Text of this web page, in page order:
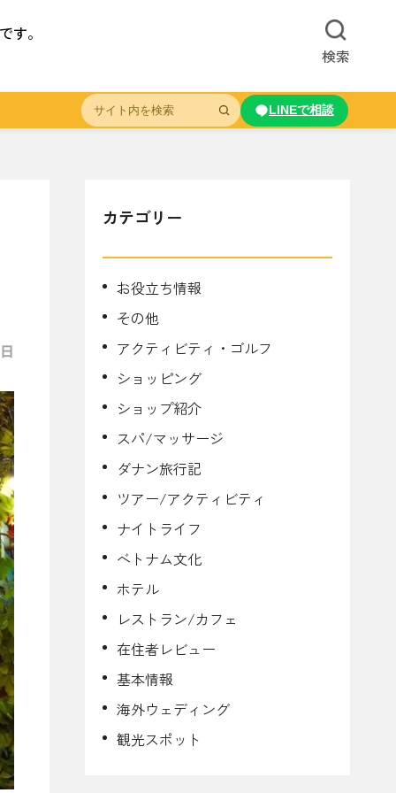
す。
検索
LINEで相談
カテゴリー
お役立ち情報
その他
アクティビティ・ゴルフ
ショッピング
ショップ紹介
スパ/マッサージ
ダナン旅行記
ツアー/アクティビティ
ナイトライフ
ベトナム文化
ホテル
レストラン/カフェ
在住者レビュー
基本情報
海外ウェディング
観光スポット